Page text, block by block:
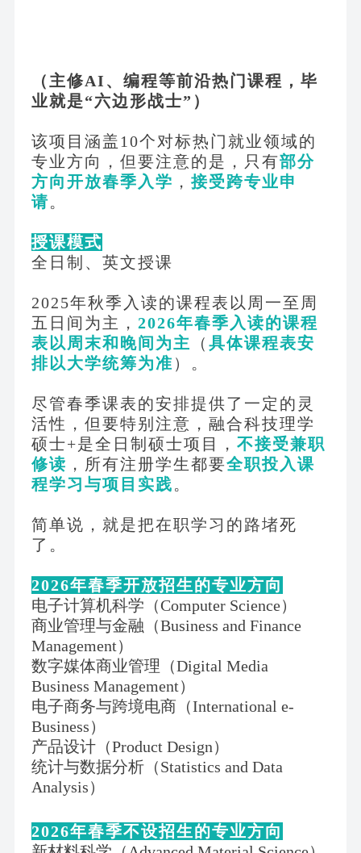
（主修AI、编程等前沿热门课程，毕
业就是“六边形战士”）
该项目涵盖10个对标热门就业领域的
专业方向，但要注意的是，只有部分
方向开放春季入学 ， 接受跨专业申
请。
授课模式
全日制、英文授课
2025年秋季入读的课程表以周一至周
五日间为主， 2026年春季入读的课程
表以周末和晚间为主
（ 具体课程表安
排以大学统筹为准 ）。
尽管春季课表的安排提供了一定的灵
活性，但要特别注意，融合科技理学
硕士+是全日制硕士项目， 不接受兼职
修读 ，所有注册学生都要全职投入课
程学习与项目实践。
简单说，就是把在职学习的路堵死
了。
2026年春季开放招生的专业方向
电子计算机科学（Computer Science）
商业管理与金融（Business and Finance
Management）
数字媒体商业管理（Digital Media
Business Management）
电子商务与跨境电商（International e-
Business）
产品设计（Product Design）
统计与数据分析（Statistics and Data
Analysis）
2026年春季不设招生的专业方向